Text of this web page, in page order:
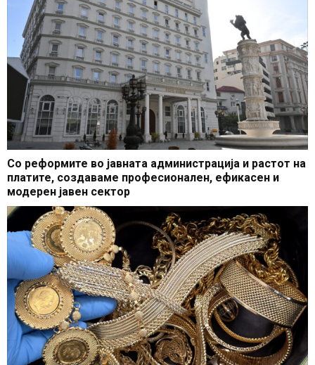
Со реформите во јавната администрација и растот на
платите, создаваме професионален, ефикасен и
модерен јавен сектор